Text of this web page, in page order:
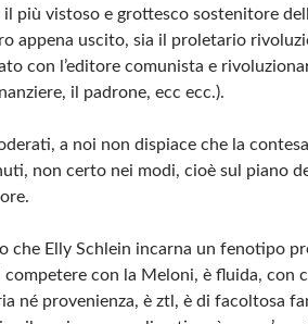
il più vistoso e grottesco sostenitore
appena uscito, sia il proletario
con l’editore comunista e
il padrone, ecc ecc.).
a noi non dispiace che la
non certo nei modi, cioè sul piano
che Elly Schlein incarna un fenotipo
competere con la Meloni, è fluida, con
né provenienza, è ztl, è di facoltosa